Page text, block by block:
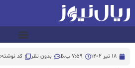
18 تیر 1402 7:59 ب.ظ بدون نظر کد نوشته: 35800